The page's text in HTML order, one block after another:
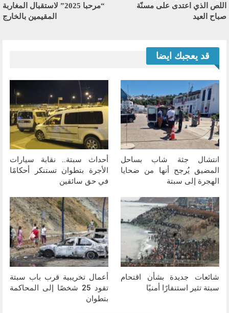
اللص الذي اعتدى على مسنّة
صباح العيد
“مرحبا 2025” لاستقبال المغاربة
المقيمين بالخارج
قد يعجبك ايضا
انتشال جثة شاب بساحل
المضيق يُرجح أنها من ضحايا
الهجرة إلى سبتة
أحداث سبتة.. نقابة سيارات
الأجرة بتطوان تستنكر أحكامًا
في حق سائقين
شائعات جديدة بشأن اقتحام
سبتة تثير استنفارًا أمنيًا
أعمال تخريبية قرب باب سبتة
تقود 25 شخصًا إلى المحاكمة
بتطوان